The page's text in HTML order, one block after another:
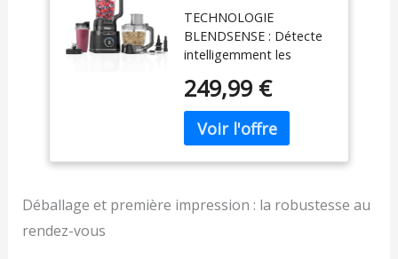
1200W TB401EU
TECHNOLOGIE
BLENDSENSE : Détecte
intelligemment les
portions et la glace, puis
ajuste automatiquement
la vitesse, le temps et les
pulsations pour des
résultats parfaitement
Mixeur, robot ménager
249,99 €
Déballage et première impression : la robustesse au
rendez-vous